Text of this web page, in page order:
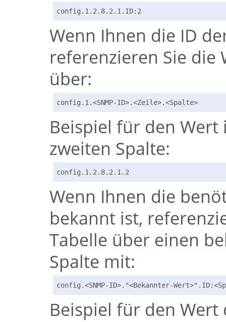
config.1.2.8.2.1.ID:2
Wenn Ihnen die ID
referenzieren Sie die
über:
config.1.<SNMP-ID>.<Zeile>.<Spalte>
Beispiel für den
zweiten Spalte:
config.1.2.8.2.1.2
Wenn Ihnen die
bekannt ist,
Tabelle über einen
Spalte mit:
config.<SNMP-ID>."<Bekannter-
Beispiel für den